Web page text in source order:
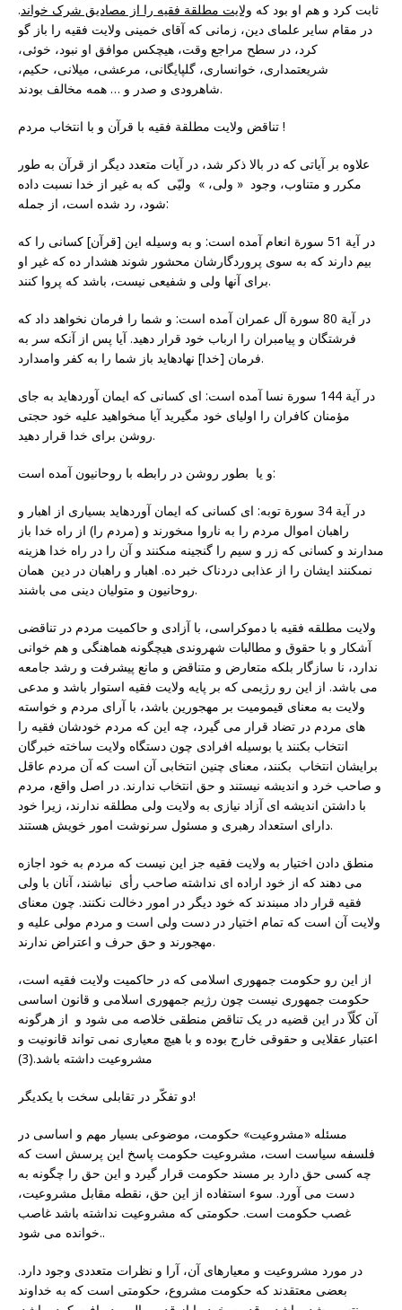
ثابت کرد و هم او بود که ولایت مطلقة فقیه را از مصادیق شرک خواند.
در مقام سایر علمای دین، زمانی که آقای خمینی ولایت فقیه را باز گو
کرد، در سطح مراجع وقت، هیچکس موافق او نبود، خوئی،
شریعتمداری، خوانساری، گلپایگانی، مرعشی، میلانی، حکیم،
شاهرودی و صدر و … همه مخالف بودند.
تناقض ولایت مطلقة فقیه با قرآن و با انتخاب مردم !
علاوه بر آیاتی که در بالا ذکر شد، در آیات متعدد دیگر از قرآن به طور
مکرر و متناوب، وجود « ولی، » ولیّی که به غیر از خدا نسبت داده
شود، رد شده است، از جمله:
در آیة 51 سورة انعام آمده است: و به وسیله این [قرآن] کسانى را که
بیم دارند که به سوى پروردگارشان محشور شوند هشدار ده که غیر او
براى آنها ولی و شفیعى نیست، باشد که پروا کنند.
در آیة 80 سورة آل عمران آمده است: و شما را فرمان نخواهد داد که
فرشتگان و پیامبران را ارباب خود قرار دهید. آیا پس از آنکه سر به
فرمان [خدا] نهاده‏اید باز شما را به کفر وامى‏دارد.
در آیة 144 سورة نسا آمده است: اى کسانى که ایمان آورده‏اید به جاى
مؤمنان کافران را اولیای خود مگیرید آیا مى‏خواهید علیه خود حجتى
روشن براى خدا قرار دهید.
و یا بطور روشن در رابطه با روحانیون آمده است:
در آیة 34 سورة توبه: اى کسانى که ایمان آورده‏اید بسیارى از اهبار و
راهبان اموال مردم را به ناروا مى‏خورند و (مردم را) از راه خدا باز
مى‏دارند و کسانى که زر و سیم را گنجینه مى‏کنند و آن را در راه خدا هزینه
نمى‏کنند ایشان را از عذابى دردناک خبر ده. اهبار و راهبان در دین همان
روحانیون و متولیان دینی می باشند.
ولایت مطلقه فقیه با دموکراسى، با آزادى و حاکمیت مردم در تناقضی
آشکار و با حقوق و مطالبات شهروندی هیچگونه هماهنگی و هم خوانی
ندارد، نا سازگار بلکه متعارض و متناقض و مانع پیشرفت و رشد جامعه
می باشد. از این رو رژیمى که بر پایه ولایت فقیه استوار باشد و مدعی
ولایت به معنای قیمومیت بر مهجورین باشد، با آراى مردم و خواسته
های مردم در تضاد قرار می گیرد، چه این که مردم خودشان فقیه را
انتخاب بکنند یا بوسیله افرادى چون دستگاه ولایت ساخته خبرگان
برایشان انتخاب بکنند، معنای چنین انتخابی آن است که آن مردم عاقل
و صاحب خرد و اندیشه نیستند و حق انتخاب ندارند. در اصل واقع، مردم
با داشتن اندیشه ای آزاد نیازی به ولایت ولى مطلقه ندارند، زیرا خود
دارای استعداد رهبری و مسئول سرنوشت امور خویش هستند.
منطق دادن اختیار به ولایت فقیه جز این نیست که مردم به خود اجازه
می دهند که از خود اراده ای نداشته صاحب رأى نباشند، آنان با ولی
فقیه قرار داد مى‏بندند که خود دیگر در امور دخالت نکنند. چون معناى
ولایت آن است که تمام اختیار در دست ولى است و مردم مولى علیه و
مهجورند و حق حرف و اعتراض ندارند.
از این رو حکومت جمهورى اسلامی که در حاکمیت ولایت فقیه است،
حکومت جمهورى نیست چون رژیم جمهورى اسلامى و قانون اساسى
آن کلّاً در این قضیه در یک تناقض منطقى خلاصه مى شود و از هرگونه
اعتبار عقلایى و حقوقى خارج بوده و با هیچ معیارى نمى تواند قانونیت و
مشروعیت داشته باشد.(3)
دو تفکّر در تقابلی سخت با یکدیگر!
مسئله «مشروعیت» حکومت، موضوعی بسیار مهم و اساسى در
فلسفه سیاست است، مشروعیت حکومت پاسخ این پرسش است که
چه کسى حق دارد بر مسند حکومت قرار گیرد و این حق را چگونه به
دست مى آورد. سوء استفاده از این حق، نقطه مقابل مشروعیت،
غصب حکومت است. حکومتى که مشروعیت نداشته باشد غاصب
خوانده می شود..
در مورد مشروعیت و معیارهای آن، آرا و نظرات متعددی وجود دارد.
بعضى معتقدند که حکومت مشروع، حکومتى است که به خداوند